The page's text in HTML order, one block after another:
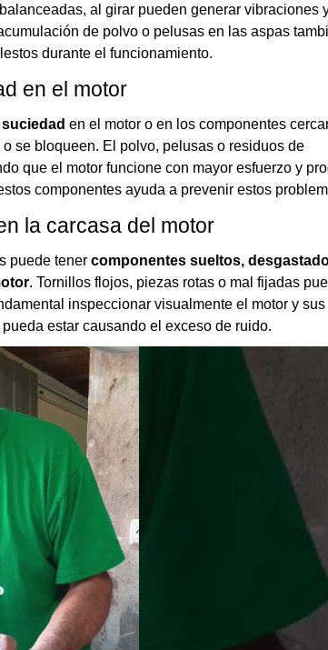
al girar pueden generar vibraciones
de polvo o pelusas en las aspas
durante el funcionamiento.
en el motor
en el motor o en los componentes
se bloqueen. El polvo, pelusas o residuos de
que el motor funcione con mayor esfuerzo y
componentes ayuda a prevenir estos
la carcasa del motor
puede tener componentes sueltos,
. Tornillos flojos, piezas rotas o mal fijadas
inspeccionar visualmente el motor y sus
estar causando el exceso de ruido.